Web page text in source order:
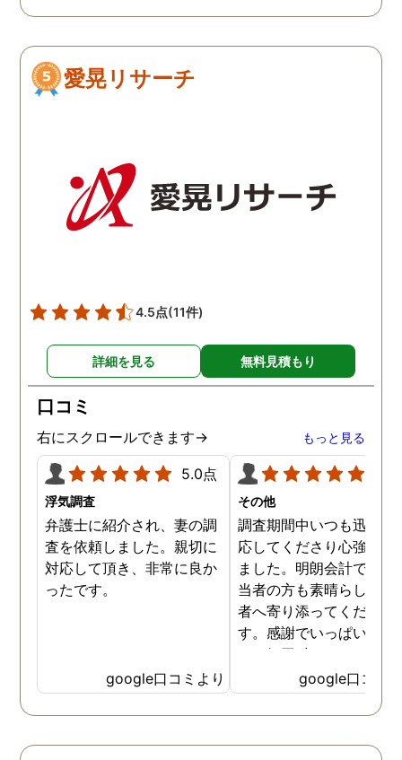
柄に関して、その証拠を
使わないと、調査費のみ
愛晃リサーチ
4.5点(11件)
詳細を見る 無料見積もり
口コミ
右にスクロールできます→ もっと見る
5.0点
浮気調査
弁護士に紹介され、妻の調
査を依頼しました。親切に
対応して頂き、非常に良か
ったです。
google口コミより
その他
調査期間中いつも迅速に
応してくださり心強く感
ました。明朗会計ですし
当者の方も素晴らしく依
者へ寄り添ってください
す。感謝でいっぱいです
あッ毎回 出して頂いた
茶が美味しくてさらに「
ッ」と一息つけていまし
笑
google口コミ